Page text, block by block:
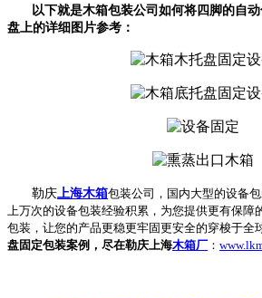
以下就是木箱包装公司如何将四脚的自
盘上的详细图片参考：
勒庆 上海木箱包装公司，国内大型的设备
上万次的设备包装经验积累，为您提供更有保
包装，让您的产品更稳更牢固更安全的穿梭于全
盘固定包装案例，尽在勒庆上海木箱厂 ：